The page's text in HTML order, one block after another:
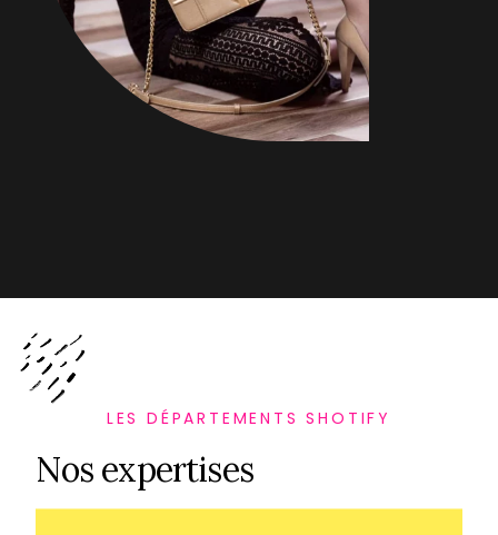
LES DÉPARTEMENTS SHOTIFY
Nos expertises